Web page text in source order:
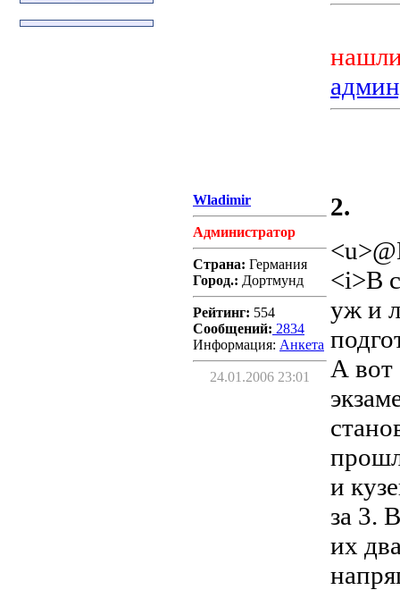
Wladimir
Администратор
Страна: Германия
Город.: Дортмунд
Рейтинг: 554
Сообщений: 2834
Информация: Aнкета
24.01.2006 23:01
2.
<i>В
уж и
А вот
и
за 3.
их